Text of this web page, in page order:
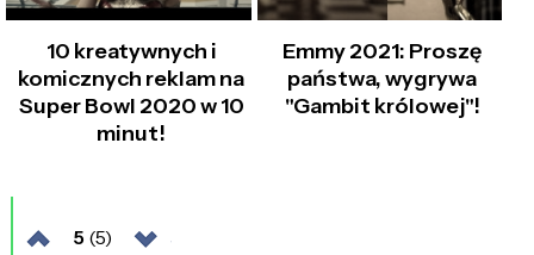
10 kreatywnych i
komicznych reklam na
Super Bowl 2020 w 10
minut!
Emmy 2021: Proszę
państwa, wygrywa
"Gambit królowej"!
5 (5)